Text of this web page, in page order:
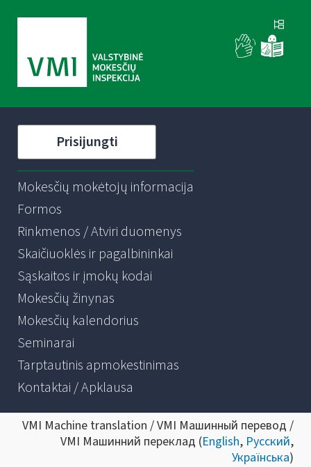
Prisijungti
Mokesčių mokėtojų informacija
Formos
Rinkmenos / Atviri duomenys
Skaičiuoklės ir pagalbininkai
Sąskaitos ir įmokų kodai
Mokesčių žinynas
Mokesčių kalendorius
Seminarai
Tarptautinis apmokestinimas
Kontaktai / Apklausa
VMI Machine translation / VMI Машинный перевод /
VMI Машинний переклад (English, Русский,
Українська)